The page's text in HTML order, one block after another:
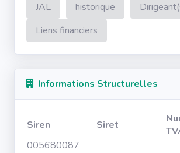
JAL
historique
Liens financiers
Informations Structurelles
Siren Siret
005680087